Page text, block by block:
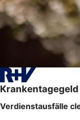
Verdienstausfälle